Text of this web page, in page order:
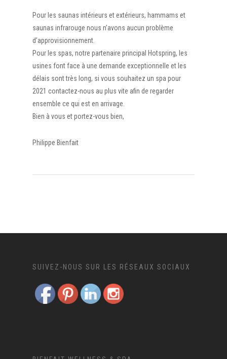
Pour les saunas intérieurs et extérieurs, hammams et
saunas infrarouge nous n’avons aucun problème
d’approvisionnement.
Pour les spas, notre partenaire principal Hotspring, les
usines font face à une demande exceptionnelle et les
délais sont très long, si vous souhaitez un spa pour
2021 contactez-nous au plus vite afin de regarder
ensemble ce qui est en arrivage.
Bien à vous et portez-vous bien,
Philippe Bienfait
SUIVEZ-NOUS SUR LES RÉSEAUX SOCIAUX